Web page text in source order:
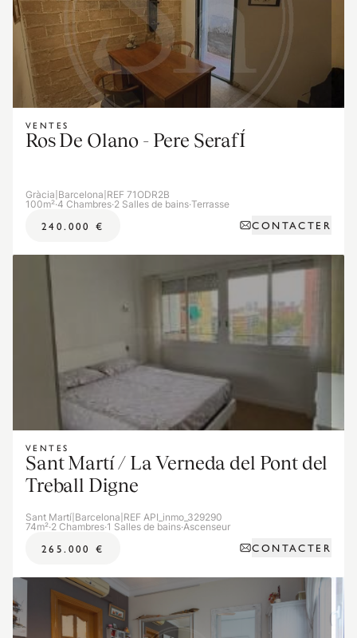
VENTES
Ros De Olano - Pere SerafÍ
Gràcia|Barcelona|REF 71ODR2B
100m²·4 Chambres·2 Salles de bains·Terrasse
240.000 € CONTACTER
VENTES
Sant Martí / La Verneda del Pont del
Treball Digne
Sant Martí|Barcelona|REF API_inmo_329290
74m²·2 Chambres·1 Salles de bains·Ascenseur
265.000 € CONTACTER